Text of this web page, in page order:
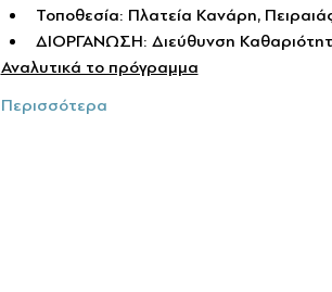
Τοποθεσία: Πλατεία Κανάρη,
ΔΙΟΡΓΑΝΩΣΗ: Διεύθυνση
Αναλυτικά το πρόγραμμα
Περισσότερα